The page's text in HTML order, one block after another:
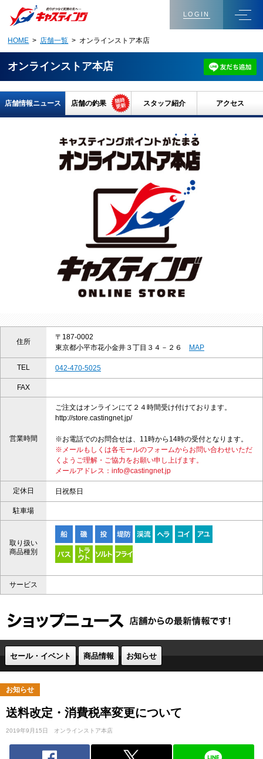
LOGIN
HOME > 店舗一覧 > オンラインストア本店
オンラインストア本店
店舗情報ニュース 店舗の釣果 スタッフ紹介 アクセス
住所
〒187-0002
東京都小平市花小金井３丁目３４－２６
MAP
TEL 042-470-5025
FAX
営業時間
ご注文はオンラインにて２４時間受け付けております。
http://store.castingnet.jp/
※お電話でのお問合せは、11時から14時の受付となります。
※メールもしくは各モールのフォームからお問い合わせいただ
くようご理解・ご協力をお願い申し上げます。
メールアドレス：info@castingnet.jp
定休日 日祝祭日
駐車場
取り扱い
商品種別
サービス
セール・イベント 商品情報 お知らせ
お知らせ
送料改定・消費税率変更について
2019年9月15日 オンラインストア本店